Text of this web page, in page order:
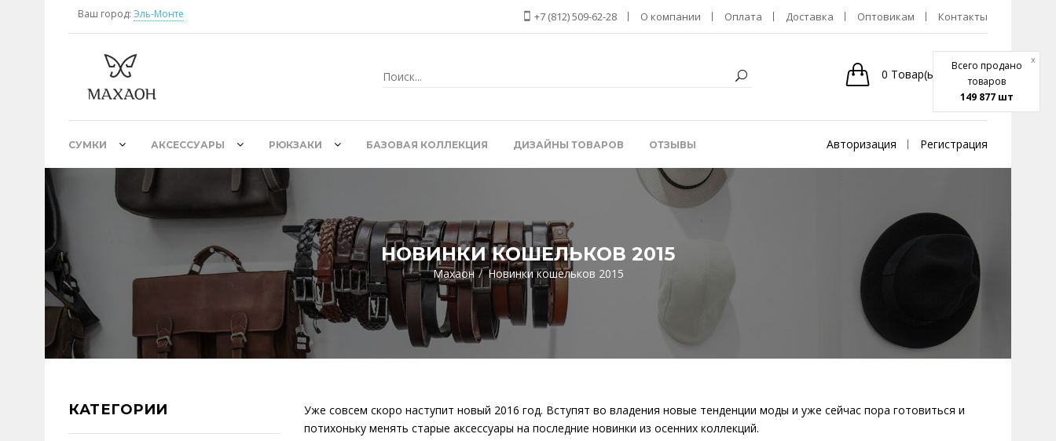
Всего продано
товаров
149 877 шт
x
Ваш город: Эль-Монте +7 (812) 509-62-28 О компании Оплата Доставка Оптовикам Контакты
0 Товар(ы) 0р.
СУМКИ АКСЕССУАРЫ РЮКЗАКИ БАЗОВАЯ КОЛЛЕКЦИЯ ДИЗАЙНЫ ТОВАРОВ ОТЗЫВЫ Авторизация Регистрация
НОВИНКИ КОШЕЛЬКОВ 2015
Махаон Новинки кошельков 2015
КАТЕГОРИИ
Уже совсем скоро наступит новый 2016 год. Вступят во владения новые тенденции моды и уже сейчас пора готовиться и
потихоньку менять старые аксессуары на последние новинки из осенних коллекций.